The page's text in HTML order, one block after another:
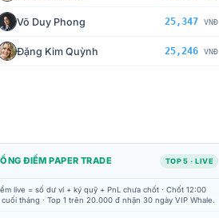
Võ Duy Phong 25,347 VNĐ
Đặng Kim Quỳnh 25,246 VNĐ
ĐIỂM PAPER TRADE TOP 5 · LIVE
live = số dư ví + ký quỹ + PnL chưa chốt · Chốt 12:00
tháng · Top 1 trên 20.000 đ nhận 30 ngày VIP Whale.